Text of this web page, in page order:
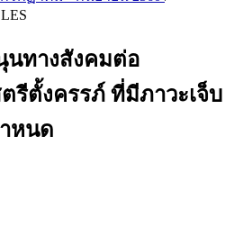
นทางสังคมต่อ
รีตั้งครรภ์ ที่มีภาวะเจ็บ
หนด